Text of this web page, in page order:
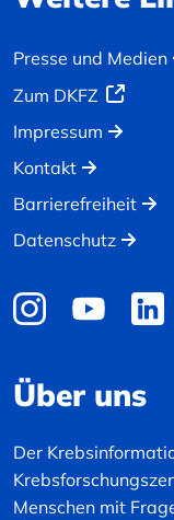
Presse und Medien
Zum DKFZ
Impressum
Kontakt
Barrierefreiheit
Datenschutz
Über uns
Der
Menschen mit